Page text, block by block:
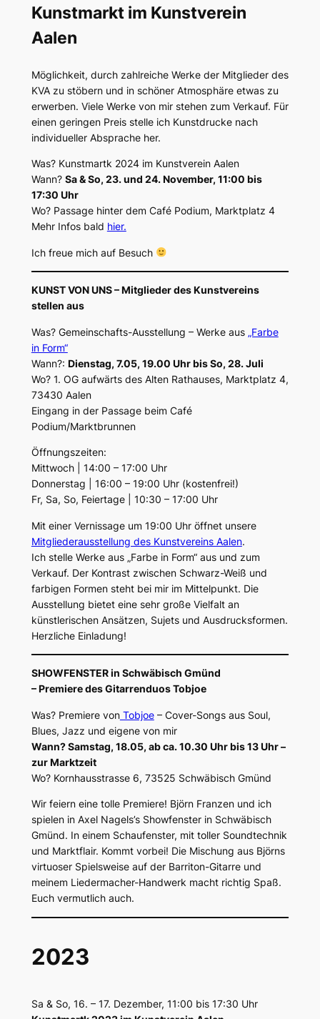
Kunstmarkt im Kunstverein
Aalen
Möglichkeit, durch zahlreiche Werke der Mitglieder des
KVA zu stöbern und in schöner Atmosphäre etwas zu
erwerben. Viele Werke von mir stehen zum Verkauf. Für
einen geringen Preis stelle ich Kunstdrucke nach
individueller Absprache her.
Was? Kunstmartk 2024 im Kunstverein Aalen
Wann? Sa & So, 23. und 24. November, 11:00 bis
17:30 Uhr
Wo? Passage hinter dem Café Podium, Marktplatz 4
Mehr Infos bald hier.
Ich freue mich auf Besuch
KUNST VON UNS – Mitglieder des Kunstvereins
stellen aus
Was? Gemeinschafts-Ausstellung – Werke aus „Farbe
in Form“
Wann?: Dienstag, 7.05, 19.00 Uhr bis So, 28. Juli
Wo? 1. OG aufwärts des Alten Rathauses, Marktplatz 4,
73430 Aalen
Eingang in der Passage beim Café
Podium/Marktbrunnen
Öffnungszeiten:
Mittwoch | 14:00 – 17:00 Uhr
Donnerstag | 16:00 – 19:00 Uhr (kostenfrei!)
Fr, Sa, So, Feiertage | 10:30 – 17:00 Uhr
Mit einer Vernissage um 19:00 Uhr öffnet unsere
Mitgliederausstellung des Kunstvereins Aalen.
Ich stelle Werke aus „Farbe in Form“ aus und zum
Verkauf. Der Kontrast zwischen Schwarz-Weiß und
farbigen Formen steht bei mir im Mittelpunkt. Die
Ausstellung bietet eine sehr große Vielfalt an
künstlerischen Ansätzen, Sujets und Ausdrucksformen.
Herzliche Einladung!
SHOWFENSTER in Schwäbisch Gmünd
– Premiere des Gitarrenduos Tobjoe
Was? Premiere vonTobjoe– Cover-Songs aus Soul,
Blues, Jazz und eigene von mir
Wann? Samstag, 18.05, ab ca. 10.30 Uhr bis 13 Uhr –
zur Marktzeit
Wo? Kornhausstrasse 6, 73525 Schwäbisch Gmünd
Wir feiern eine tolle Premiere! Björn Franzen und ich
spielen in Axel Nagels’s Showfenster in Schwäbisch
Gmünd. In einem Schaufenster, mit toller Soundtechnik
und Marktflair. Kommt vorbei! Die Mischung aus Björns
virtuoser Spielsweise auf der Barriton-Gitarre und
meinem Liedermacher-Handwerk macht richtig Spaß.
Euch vermutlich auch.
2023
Sa & So, 16. – 17. Dezember, 11:00 bis 17:30 Uhr